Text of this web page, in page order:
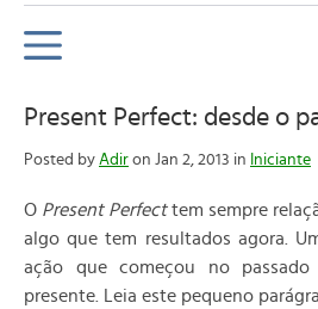
Present Perfect: desde o
Posted by Adir on Jan 2, 2013 in Iniciante
O Present Perfecttem sempre
algo que tem resultados agora.
ação que começou no
presente. Leia este pequeno